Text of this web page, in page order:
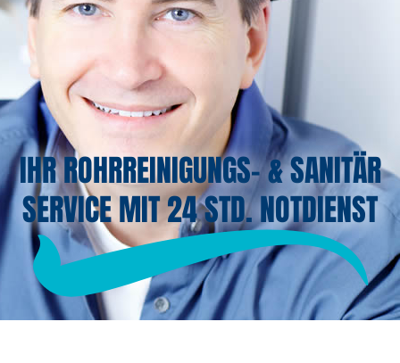
IHR ROHRREINIGUNGS- & SANITÄR
SERVICE MIT 24 STD. NOTDIENST